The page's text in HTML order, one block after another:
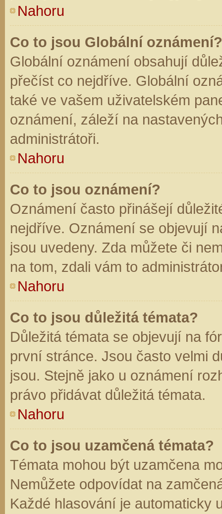
Nahoru
Co to jsou Globální oznámení?
Globální oznámení obsahují
přečíst co nejdříve. Globální
také ve vašem uživatelském
oznámení, záleží na
administrátoři.
Nahoru
Co to jsou oznámení?
Oznámení často přinášejí
nejdříve. Oznámení se objevují
jsou uvedeny. Zda můžete či
na tom, zdali vám to
Nahoru
Co to jsou důležitá témata?
Důležitá témata se objevují na
první stránce. Jsou často velmi
jsou. Stejně jako u oznámení
právo přidávat důležitá témata.
Nahoru
Co to jsou uzamčená témata?
Témata mohou být uzamčena
Nemůžete odpovídat na
Každé hlasování je automaticky